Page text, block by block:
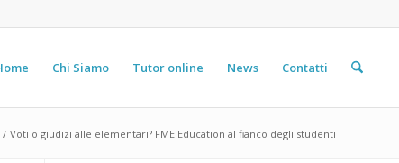
Chi Siamo Tutor online News Contatti
/ Voti o giudizi alle elementari? FME Education al fianco degli studenti